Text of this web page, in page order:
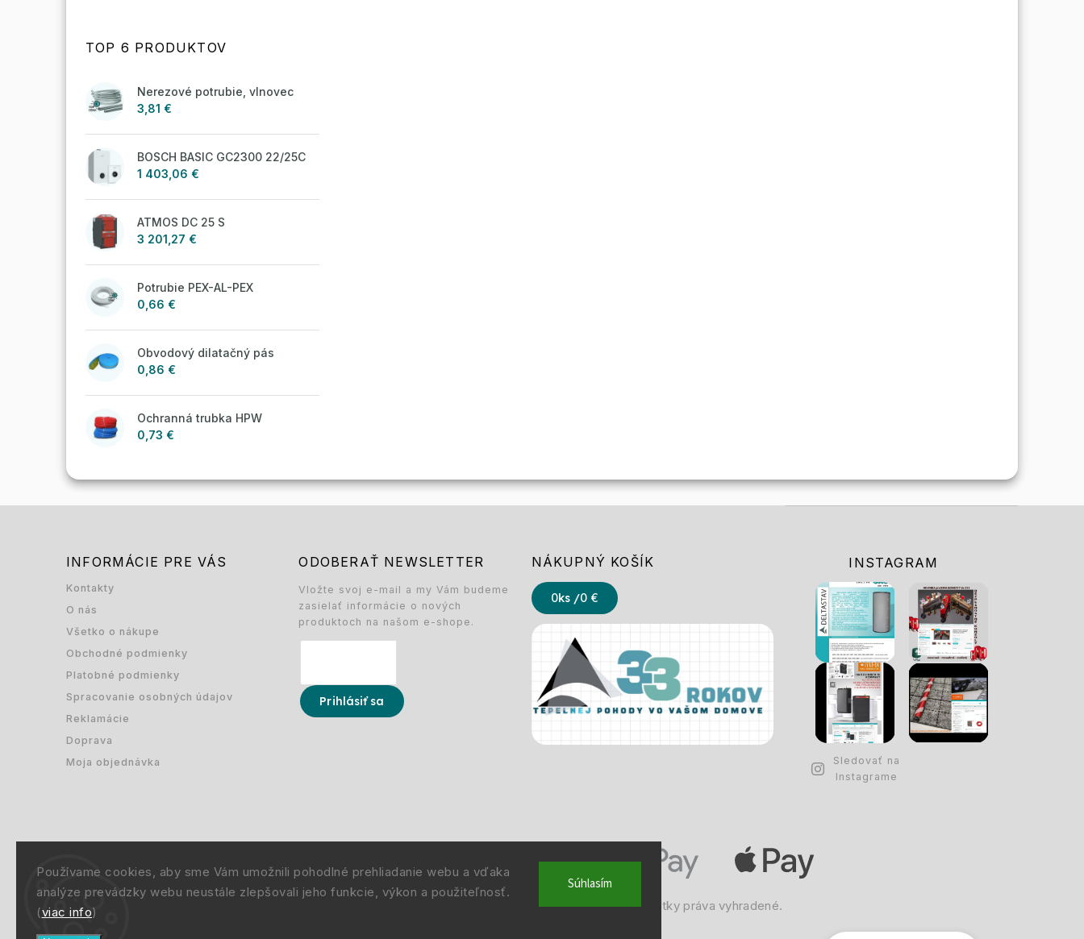
Používame cookies, aby sme Vám umožnili pohodlné prehliadanie webu a vďaka
analýze prevádzky webu neustále zlepšovali jeho funkcie, výkon a použiteľnosť.
(viac info)
Súhlasím
TOP 6 PRODUKTOV
Nerezové potrubie, vlnovec
3,81 €
BOSCH BASIC GC2300 22/25C
1 403,06 €
ATMOS DC 25 S
3 201,27 €
Potrubie PEX-AL-PEX
0,66 €
Obvodový dilatačný pás
0,86 €
Ochranná trubka HPW
0,73 €
INFORMÁCIE PRE VÁS
Kontakty
O nás
Všetko o nákupe
Obchodné podmienky
Platobné podmienky
Spracovanie osobných údajov
Reklamácie
Doprava
Moja objednávka
ODOBERAŤ NEWSLETTER
Vložte svoj e-mail a my Vám budeme
zasielať informácie o nových
produktoch na našom e-shope.
Prihlásiť sa
NÁKUPNÝ KOŠÍK
0ks /0 €
INSTAGRAM
Sledovať na
Instagrame
info@deltastav.sk. Všetky práva vyhradené.